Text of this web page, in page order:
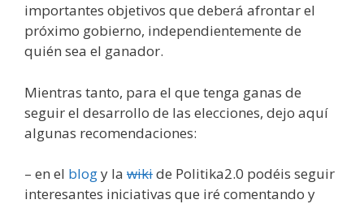
importantes objetivos que deberá afrontar el
próximo gobierno, independientemente de
quién sea el ganador.
Mientras tanto, para el que tenga ganas de
seguir el desarrollo de las elecciones, dejo aquí
algunas recomendaciones:
– en el blogy la wikide Politika2.0 podéis seguir
interesantes iniciativas que iré comentando y